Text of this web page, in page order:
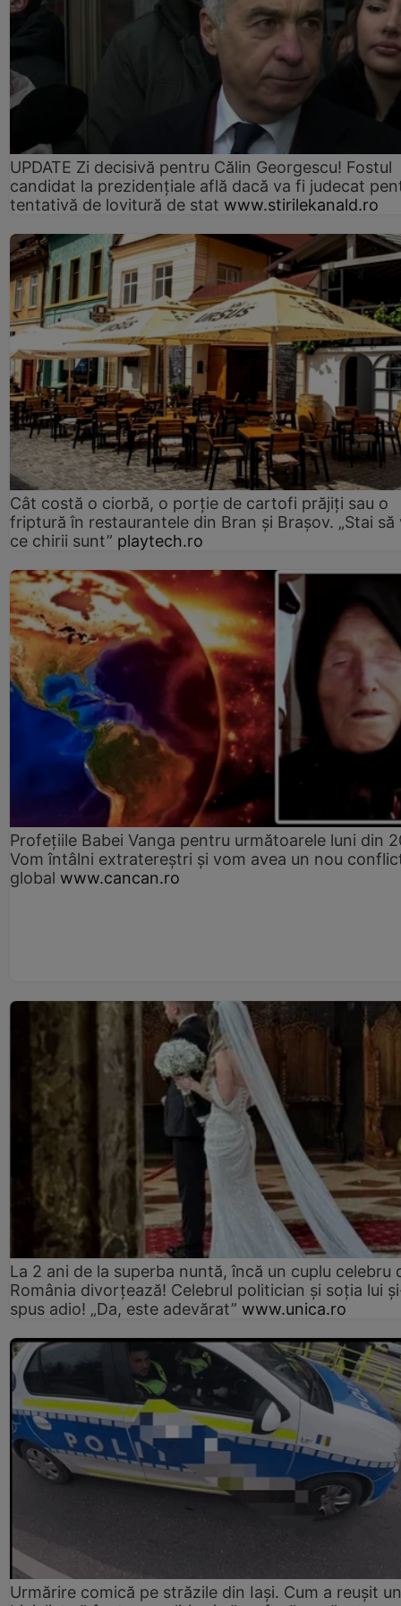
UPDATE Zi decisivă pentru Călin Georgescu! Fostul
candidat la prezidențiale află dacă va fi judecat
tentativă de lovitură de stat www.stirilekanald.ro
Cât costă o ciorbă, o porţie de cartofi prăjiţi sau o
friptură în restaurantele din Bran şi Braşov. „Stai să
ce chirii sunt” playtech.ro
Profețiile Babei Vanga pentru următoarele luni din
Vom întâlni extratereștri și vom avea un nou
global www.cancan.ro
La 2 ani de la superba nuntă, încă un cuplu celebru
România divorțează! Celebrul politician și soția lui
spus adio! „Da, este adevărat” www.unica.ro
Urmărire comică pe străzile din Iași. Cum a reușit un